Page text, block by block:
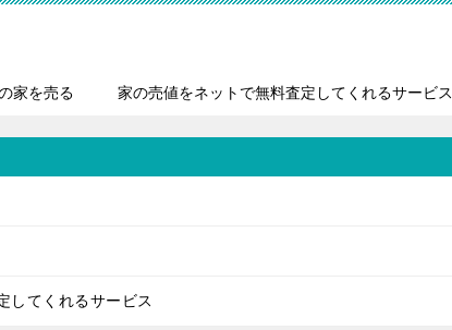
家を売る 家の売値をネットで無料査定してくれるサービス
してくれるサービス